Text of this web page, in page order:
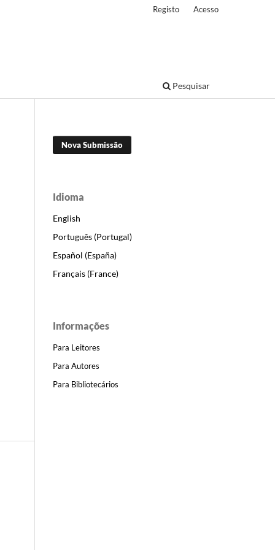
Pesquisar
Registo Acesso
Nova Submissão
Idioma
English
Português (Portugal)
Español (España)
Français (France)
Informações
Para Leitores
Para Autores
Para Bibliotecários